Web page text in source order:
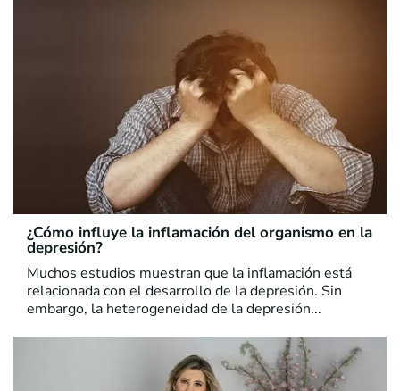
¿Cómo influye la inflamación del organismo en la
depresión?
Muchos estudios muestran que la inflamación está
relacionada con el desarrollo de la depresión. Sin
embargo, la heterogeneidad de la depresión...